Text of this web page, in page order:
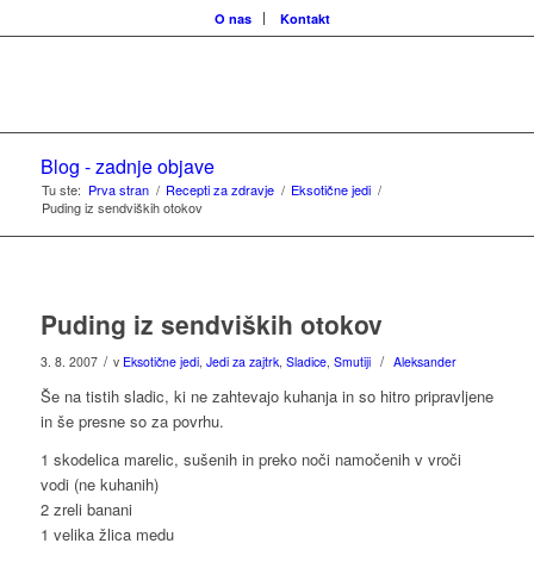
O nas Kontakt
Blog - zadnje objave
Tu ste: Prva stran / Recepti za zdravje / Eksotične jedi /
Puding iz sendviških otokov
Puding iz sendviških otokov
3. 8. 2007 / v Eksotične jedi, Jedi za zajtrk, Sladice, Smutiji / Aleksander
Še na tistih sladic, ki ne zahtevajo kuhanja in so hitro pripravljene
in še presne so za povrhu.
1 skodelica marelic, sušenih in preko noči namočenih v vroči
vodi (ne kuhanih)
2 zreli banani
1 velika žlica medu